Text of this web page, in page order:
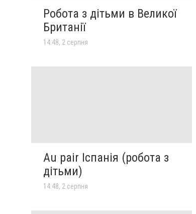
Робота з дітьми в Великої
Британії
14:48, 2 серпня
Au pair Іспанія (робота з
дітьми)
14:48, 2 серпня